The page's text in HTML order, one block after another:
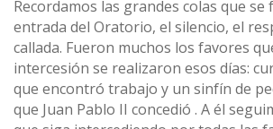
Recordamos las grandes colas que
entrada del Oratorio, el silencio, el
callada. Fueron muchos los favores
intercesión se realizaron esos días:
que encontró trabajo y un sinfín de
que Juan Pablo II concedió . A él